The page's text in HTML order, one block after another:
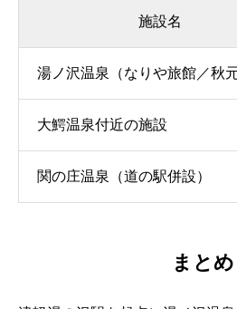
施設名
湯ノ沢温泉（なりや旅館／秋元
大鰐温泉付近の施設
関の庄温泉（道の駅併設）
まとめ